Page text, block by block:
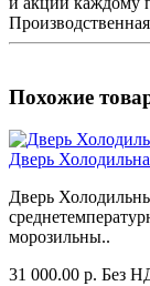
Похожие
Дверь
Дверь
морозильны..
31 000.00 р. Без